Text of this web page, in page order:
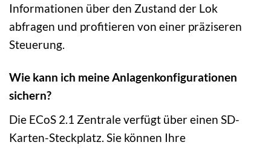
Informationen über den Zustand der Lok
abfragen und profitieren von einer präziseren
Steuerung.
Wie kann ich meine Anlagenkonfigurationen
sichern?
Die ECoS 2.1 Zentrale verfügt über einen SD-
Karten-Steckplatz. Sie können Ihre